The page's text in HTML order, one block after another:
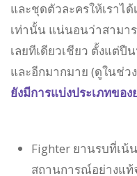
และชุดตัวละครให้เราไ
เท่านั้น แน่นอนว่าสามา
เลยทีเดียวเชียว ตั้งแต่ปื
และอีกมากมาย (ดูในช่ว
ยังมีการแบ่งประเภทขอ
Fighter ยานรบที่เ
สถานการณ์อย่างแท้